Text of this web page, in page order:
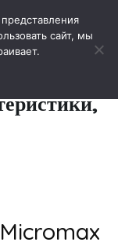
сайт, мы